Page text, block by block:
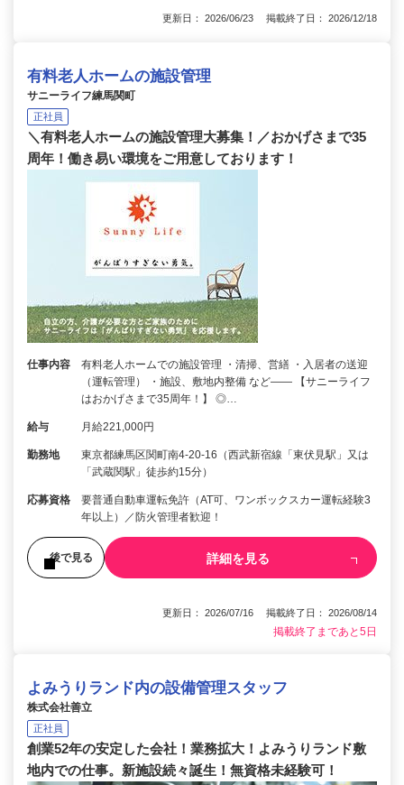
更新日： 2026/06/23 掲載終了日： 2026/12/18
有料老人ホームの施設管理
サニーライフ練馬関町
正社員
＼有料老人ホームの施設管理大募集！／おかげさまで35
周年！働き易い環境をご用意しております！
仕事内容
有料老人ホームでの施設管理 ・清掃、営繕 ・入居者の送迎
（運転管理） ・施設、敷地内整備 など―― 【サニーライフ
はおかげさまで35周年！】 ◎…
給与 月給221,000円
勤務地
東京都練馬区関町南4-20-16（西武新宿線「東伏見駅」又は
「武蔵関駅」徒歩約15分）
応募資格
要普通自動車運転免許（AT可、ワンボックスカー運転経験3
年以上）／防火管理者歓迎！
後で見る 詳細を見る
更新日： 2026/07/16 掲載終了日： 2026/08/14
掲載終了まであと5日
よみうりランド内の設備管理スタッフ
株式会社善立
正社員
創業52年の安定した会社！業務拡大！よみうりランド敷
地内での仕事。新施設続々誕生！無資格未経験可！